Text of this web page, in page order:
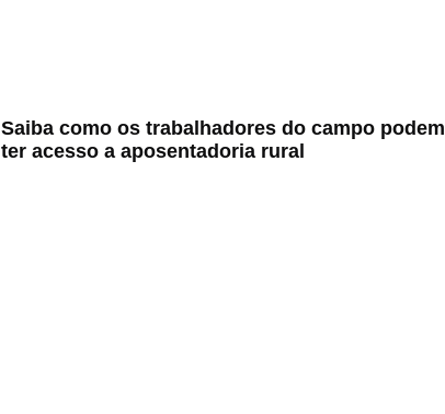
Saiba como os trabalhadores do campo podem
ter acesso a aposentadoria rural